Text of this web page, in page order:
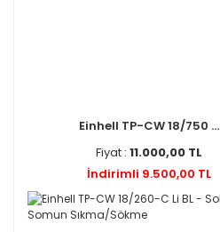
Einhell TP-CW 18/750 ...
Fiyat : 11.000,00 TL
İndirimli 9.500,00 TL